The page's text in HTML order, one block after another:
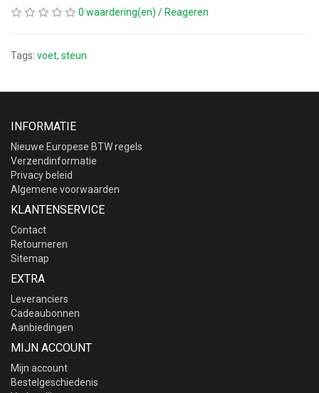
0 waardering(en) / Reageren
Tags: voet, steun
INFORMATIE
Nieuwe Europese BTW regels
Verzendinformatie
Privacy beleid
Algemene voorwaarden
KLANTENSERVICE
Contact
Retourneren
Sitemap
EXTRA
Leveranciers
Cadeaubonnen
Aanbiedingen
MIJN ACCOUNT
Mijn account
Bestelgeschiedenis